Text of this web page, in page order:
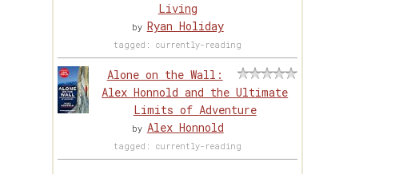
Living
by Ryan Holiday
tagged: currently-reading
Alone on the Wall:
Alex Honnold and the Ultimate
Limits of Adventure
by Alex Honnold
tagged: currently-reading